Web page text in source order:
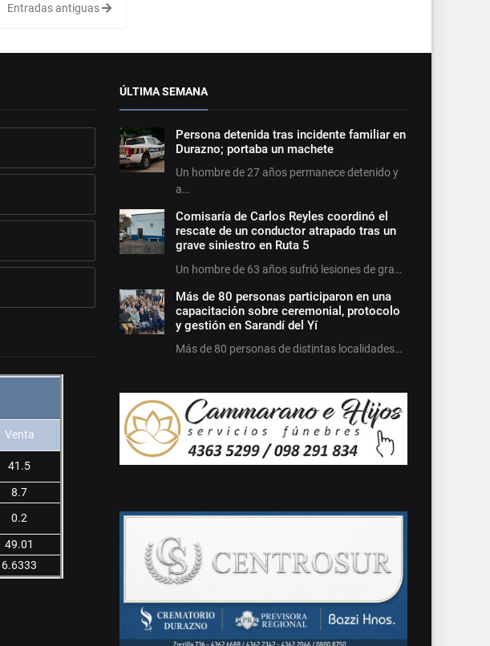
Entradas antiguas
Venta
41.5
8.7
0.2
49.01
6.6333
ÚLTIMA SEMANA
Persona detenida tras incidente familiar en
Durazno; portaba un machete
Un hombre de 27 años permanece detenido y
a…
Comisaría de Carlos Reyles coordinó el
rescate de un conductor atrapado tras un
grave siniestro en Ruta 5
Un hombre de 63 años sufrió lesiones de gra…
Más de 80 personas participaron en una
capacitación sobre ceremonial, protocolo
y gestión en Sarandí del Yí
Más de 80 personas de distintas localidades…